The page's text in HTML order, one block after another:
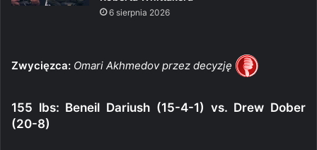
6 sierpnia 2026
Zwycięzca: Omari Akhmedov przez decyzję
155 lbs: Beneil Dariush (15-4-1) vs. Drew Dober
(20-8)